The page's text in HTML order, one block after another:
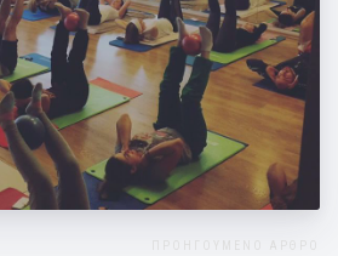
το πρωί... φαίνεται!